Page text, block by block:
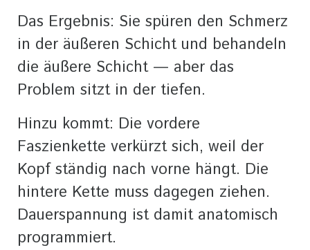
Das Ergebnis: Sie spüren den Schmerz
in der äußeren Schicht und behandeln
die äußere Schicht — aber das
Problem sitzt in der tiefen.
Hinzu kommt: Die vordere
Faszienkette verkürzt sich, weil der
Kopf ständig nach vorne hängt. Die
hintere Kette muss dagegen ziehen.
Dauerspannung ist damit anatomisch
programmiert.